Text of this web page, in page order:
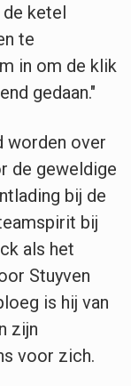
ketel
te
in om de klik
gedaan."
worden over
de geweldige
bij de
bij
als het
Stuyven
is hij van
zijn
voor zich.